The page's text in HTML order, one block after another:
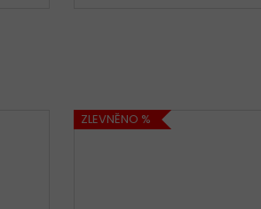
ZLEVNĚNO %